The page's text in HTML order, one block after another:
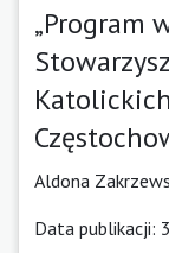
„Program
Aldona
Data publikacji: